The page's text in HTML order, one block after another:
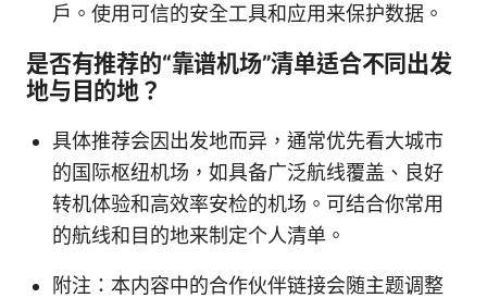
户。使用可信的安全工具和应用来保护数据。
是否有推荐的“靠谱机场”清单适合不同出发
地与目的地？
具体推荐会因出发地而异，通常优先看大城市
的国际枢纽机场，如具备广泛航线覆盖、良好
转机体验和高效率安检的机场。可结合你常用
的航线和目的地来制定个人清单。
附注：本内容中的合作伙伴链接会随主题调整